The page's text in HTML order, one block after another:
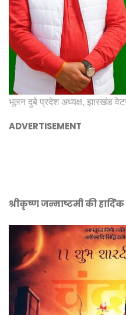
भूलन दुबे प्रदेश अध्यक्ष, झारखंड
ADVERTISEMENT
श्रीकृष्ण जन्माष्टमी की